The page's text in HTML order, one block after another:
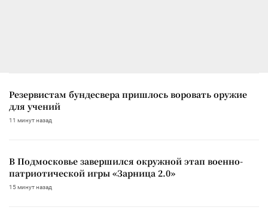
Резервистам бундесвера пришлось воровать оружие
для учений
11 минут назад
В Подмосковье завершился окружной этап военно-
патриотической игры «Зарница 2.0»
15 минут назад